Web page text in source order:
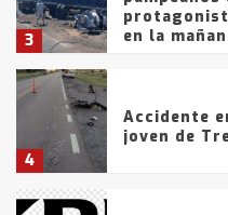
3
en la
4
Accidente
joven de